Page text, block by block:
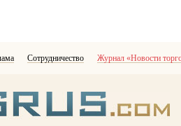
Сотрудничество Журнал «Новости